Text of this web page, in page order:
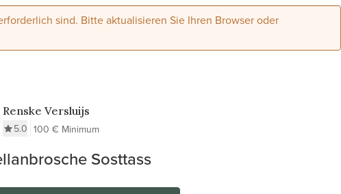
sind. Bitte aktualisieren Sie Ihren Browser oder
Renske Versluijs
5.0 100 € Minimum
Sosttass